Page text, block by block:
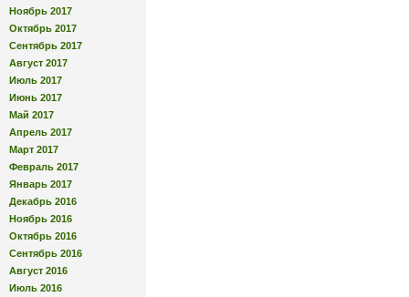
Ноябрь 2017
Октябрь 2017
Сентябрь 2017
Август 2017
Июль 2017
Июнь 2017
Май 2017
Апрель 2017
Март 2017
Февраль 2017
Январь 2017
Декабрь 2016
Ноябрь 2016
Октябрь 2016
Сентябрь 2016
Август 2016
Июль 2016